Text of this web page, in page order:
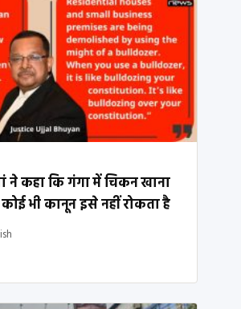
ने कहा कि गंगा में चिकन खाना
भी कानून इसे नहीं रोकता है